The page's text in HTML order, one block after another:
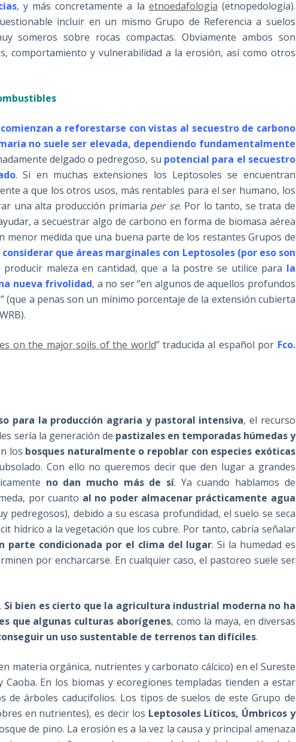
, y más concretamente a la etnoedafología (etnopedología).
incluir en un mismo Grupo de Referencia a suelos
someros sobre rocas compactas. Obviamente ambos son
comportamiento y vulnerabilidad a la erosión, así como otros
a reforestarse con vistas al secuestro de carbono
no suele ser elevada, dependiendo fundamentalmente
delgado o pedregoso, su potencial para el secuestro
. Si en muchas extensiones los Leptosoles se encuentran
a que los otros usos, más rentables para el ser humano, los
una alta producción primaria per se. Por lo tanto, se trata de
a secuestrar algo de carbono en forma de biomasa aérea
medida que una buena parte de los restantes Grupos de
considerar que áreas marginales con Leptosoles (por eso son
producir maleza en cantidad, que a la postre se utilice para la
nueva frivolidad, a no ser “en algunos de aquellos profundos
a penas son un mínimo porcentaje de la extensión cubierta
WRB).
on the major soils of the world” traducida al español por Fco.
para la producción agraria y pastoral intensiva, el recurso
sería la generación de pastizales en temporadas húmedas y
los bosques naturalmente o repoblar con especies exóticas
Con ello no queremos decir que den lugar a grandes
no dan mucho más de sí. Ya cuando hablamos de
por cuanto al no poder almacenar prácticamente agua
debido a su escasa profundidad, el suelo se seca
hídrico a la vegetación que los cubre. Por tanto, cabría señalar
parte condicionada por el clima del lugar. Si la humedad es
por encharcarse. En cualquier caso, el pastoreo suele ser
Si bien es cierto que la agricultura industrial moderna no ha
que algunas culturas aborígenes, como la maya, en diversas
un uso sustentable de terrenos tan difíciles.
materia orgánica, nutrientes y carbonato cálcico) en el Sureste
En los biomas y ecoregiones templadas tienden a estar
de árboles caducifolios. Los tipos de suelos de este Grupo de
en nutrientes), es decir los Leptosoles Líticos, Úmbricos y
de pino. La erosión es a la vez la causa y principal amenaza